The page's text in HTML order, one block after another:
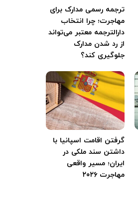
ترجمه رسمی مدارک برای
مهاجرت؛ چرا انتخاب
دارالترجمه معتبر می‌تواند
از رد شدن مدارک
جلوگیری کند؟
گرفتن اقامت اسپانیا با
داشتن سند ملکی در
ایران؛ مسیر واقعی
مهاجرت ۲۰۲۶